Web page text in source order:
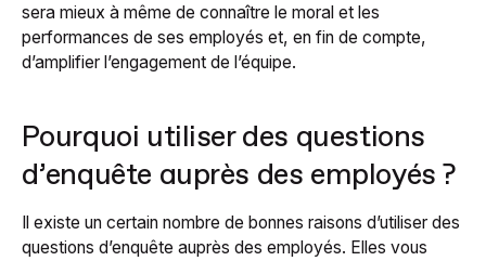
sera mieux à même de connaître le moral et les
performances de ses employés et, en fin de compte,
d’amplifier l’engagement de l’équipe.
Pourquoi utiliser des questions
d’enquête auprès des employés ?
Il existe un certain nombre de bonnes raisons d’utiliser des
questions d’enquête auprès des employés. Elles vous